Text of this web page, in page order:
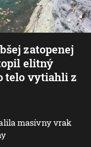
zatopenej
elitný
telo vytiahli z
masívny vrak